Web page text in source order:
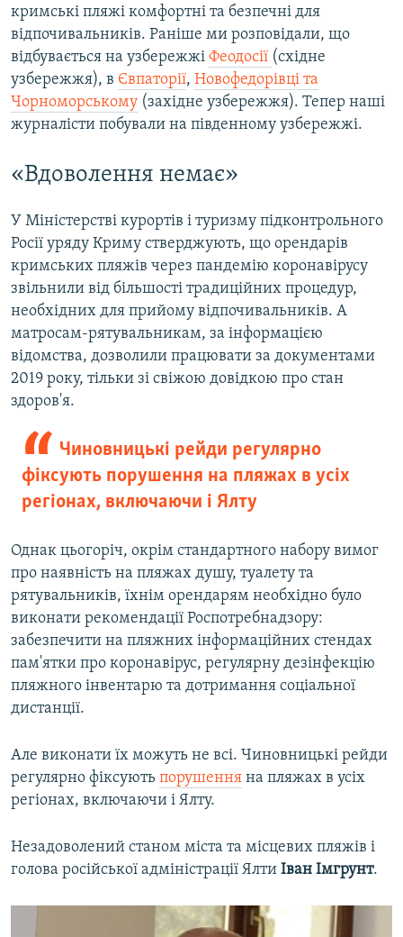
кримські пляжі комфортні та безпечні для
відпочивальників. Раніше ми розповідали, що
відбувається на узбережжі Феодосії (східне
узбережжя), в Євпаторії, Новофедорівці та
Чорноморському (західне узбережжя). Тепер наші
журналісти побували на південному узбережжі.
«Вдоволення немає»
У Міністерстві курортів і туризму підконтрольного
Росії уряду Криму стверджують, що орендарів
кримських пляжів через пандемію коронавірусу
звільнили від більшості традиційних процедур,
необхідних для прийому відпочивальників. А
матросам-рятувальникам, за інформацією
відомства, дозволили працювати за документами
2019 року, тільки зі свіжою довідкою про стан
здоров'я.
Чиновницькі рейди регулярно
фіксують порушення на пляжах в усіх
регіонах, включаючи і Ялту
Однак цьогоріч, окрім стандартного набору вимог
про наявність на пляжах душу, туалету та
рятувальників, їхнім орендарям необхідно було
виконати рекомендації Роспотребнадзору:
забезпечити на пляжних інформаційних стендах
пам'ятки про коронавірус, регулярну дезінфекцію
пляжного інвентарю та дотримання соціальної
дистанції.
Але виконати їх можуть не всі. Чиновницькі рейди
регулярно фіксують порушення на пляжах в усіх
регіонах, включаючи і Ялту.
Незадоволений станом міста та місцевих пляжів і
голова російської адміністрації Ялти Іван Імгрунт.